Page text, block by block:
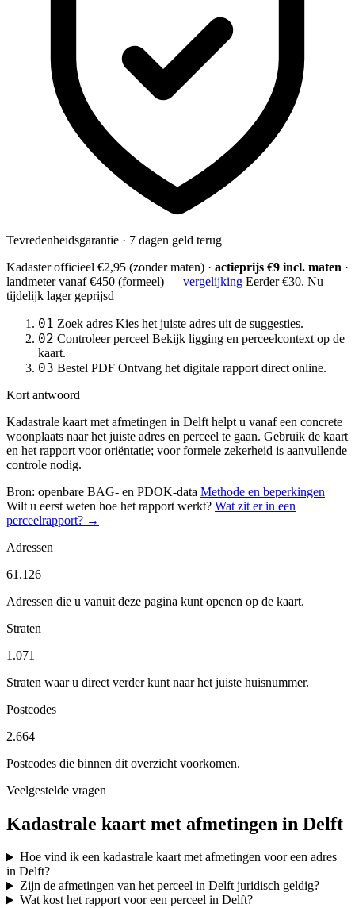
Tevredenheidsgarantie · 7 dagen geld terug
Kadaster officieel €2,95 (zonder maten) · actieprijs €9 incl. maten ·
landmetervanaf €450 (formeel) — vergelijking Eerder €30. Nu
tijdelijk lager geprijsd
01 Zoek adres Kies het juiste adres uit de suggesties.
02 Controleer perceel Bekijk ligging en perceelcontext op de
kaart.
03 Bestel PDF Ontvang het digitale rapport direct online.
Kort antwoord
Kadastrale kaart met afmetingen in Delft helpt u vanaf een concrete
woonplaats naar het juiste adres en perceel te gaan. Gebruik de kaart
en het rapport voor oriëntatie; voor formele zekerheid is aanvullende
controle nodig.
Bron: openbare BAG- en PDOK-data Methode en beperkingen
Wilt u eerst weten hoe het rapport werkt? Wat zit er in een
perceelrapport? →
Adressen
61.126
Adressen die u vanuit deze pagina kunt openen op de kaart.
Straten
1.071
Straten waar u direct verder kunt naar het juiste huisnummer.
Postcodes
2.664
Postcodes die binnen dit overzicht voorkomen.
Veelgestelde vragen
Kadastrale kaart met afmetingen in Delft
Hoe vind ik een kadastrale kaart met afmetingen voor een adres
in Delft?
Zijn de afmetingen van het perceel in Delft juridisch geldig?
Wat kost het rapport voor een perceel in Delft?